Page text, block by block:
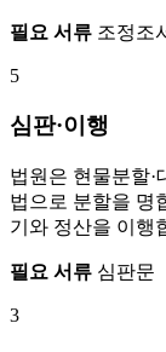
필요 서류 조정조
5
심판·이행
법원은 현물분할·
법으로 분할을 명
기와 정산을 이행
필요 서류 심판문
3